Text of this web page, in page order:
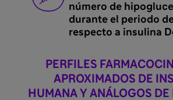
número de
durante el periodo
respecto a insulina
PERFILES
APROXIMADOS DE
HUMANA Y ANÁLOGOS